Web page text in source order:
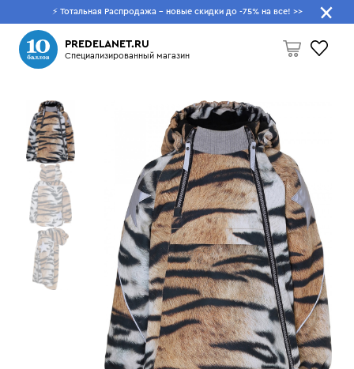
⚡ Тотальная Распродажа - новые скидки до -75% на все! >>
PREDELANET.RU
Специализированный магазин
Пусто
Что будем искать?